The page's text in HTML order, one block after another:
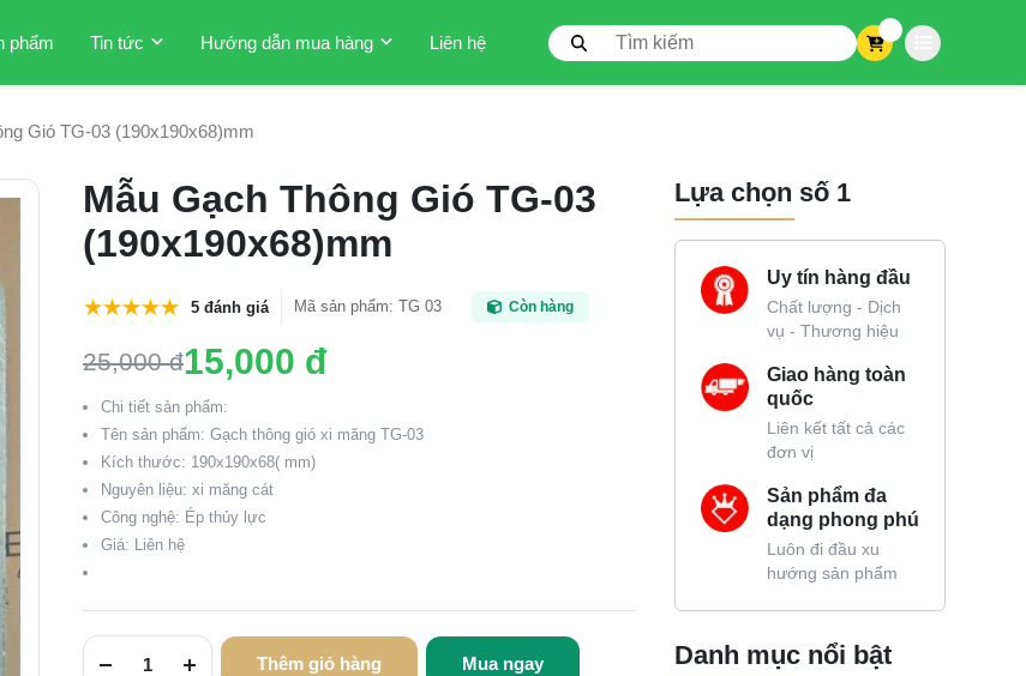
phẩm Tin tức Hướng dẫn mua hàng Liên hệ
Gió TG-03 (190x190x68)mm
Mẫu Gạch Thông Gió TG-03
(190x190x68)mm
5 đánh giá Mã sản phẩm: TG 03 Còn hàng
25,000 đ15,000 đ
Chi tiết sản phẩm:
Tên sản phẩm: Gạch thông gió xi măng TG-03
Kích thước: 190x190x68( mm)
Nguyên liệu: xi măng cát
Công nghệ: Ép thủy lực
Giá: Liên hệ
Thêm giỏ hàng Mua ngay
Lựa chọn số 1
Uy tín hàng đầu
Chất lượng - Dịch
vụ - Thương hiệu
Giao hàng toàn
quốc
Liên kết tất cả các
đơn vị
Sản phẩm đa
dạng phong phú
Luôn đi đầu xu
hướng sản phẩm
Danh mục nổi bật